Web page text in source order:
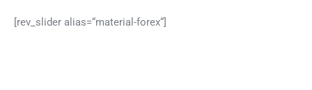
[rev_slider alias=“material-forex“]